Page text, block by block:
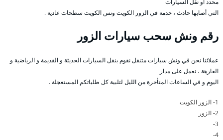
التي أصابها حادث ، خدمة في الزور الكويت ونس الكويت سطحات عادية .
رقم ونش سحب سيارات الزور
عملائنا نحن في ونش سيارات متنقل نقوم بنقل السيارات الحديثة و القديمة و الرياضية و
الفارهة ، نعمل على مدار
اليوم و في الساعات المتأخرة من الليل لتلبية كل طلباتكم المستعجلة .
1- الزور الكويت
2- الزور
3-
4-